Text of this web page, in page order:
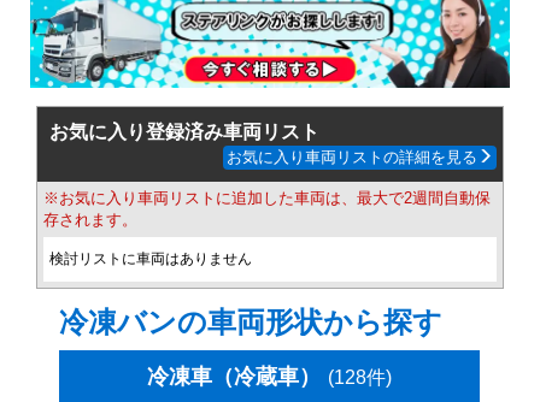
お気に入り登録済み車両リスト
お気に入り車両リストの詳細を見る
※お気に入り車両リストに追加した車両は、最大で2週間自動保
存されます。
検討リストに車両はありません
冷凍バンの車両形状から探す
冷凍車（冷蔵車） (128件)